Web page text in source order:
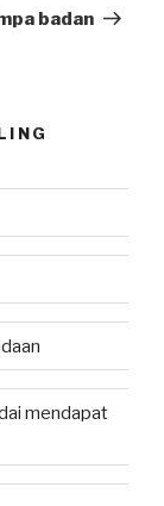
badan
mendapat